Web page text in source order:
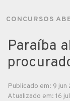
CONCURSOS
Paraíba
Publicado em: 9 jun
Atualizado em: 16